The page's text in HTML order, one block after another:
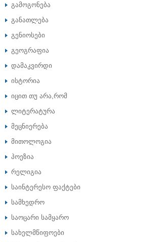
გამოგონება
განათლება
გენიოსები
გეოგრაფია
დამაკვირდი
ისტორია
იცით თუ არა,რომ
ლიტერატურა
მეცნიერება
მითოლოგია
პოეზია
რელიგია
საინტერესო ფაქტები
სამხედრო
საოცარი სამყარო
სახელმწიფოები